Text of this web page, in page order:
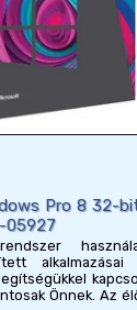
Pro 8 32-
05927
Önnek. Az